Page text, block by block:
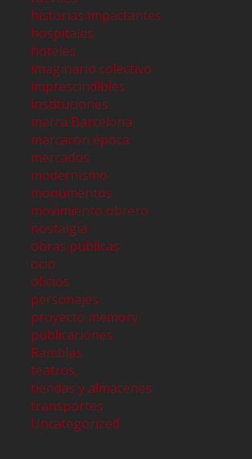
historias impactantes
hospitales
hoteles
imaginario colectivo
imprescindibles
instituciones
marca Barcelona
marcaron época
mercados
modernismo
monumentos
movimiento obrero
nostalgia
obras publicas
ocio
oficios
personajes
proyecto memory
publicaciones
Ramblas
teatros,
tiendas y almacenes
transportes
Uncategorized